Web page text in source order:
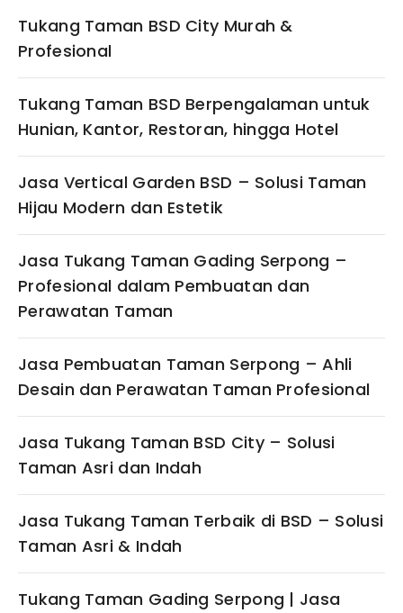
Tukang Taman BSD City Murah &
Profesional
Tukang Taman BSD Berpengalaman untuk
Hunian, Kantor, Restoran, hingga Hotel
Jasa Vertical Garden BSD – Solusi Taman
Hijau Modern dan Estetik
Jasa Tukang Taman Gading Serpong –
Profesional dalam Pembuatan dan
Perawatan Taman
Jasa Pembuatan Taman Serpong – Ahli
Desain dan Perawatan Taman Profesional
Jasa Tukang Taman BSD City – Solusi
Taman Asri dan Indah
Jasa Tukang Taman Terbaik di BSD – Solusi
Taman Asri & Indah
Tukang Taman Gading Serpong | Jasa